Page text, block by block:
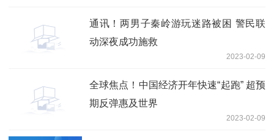
通讯！两男子秦岭游玩迷路被困 警民联
动深夜成功施救
2023-02-09
全球焦点！中国经济开年快速“起跑” 超预
期反弹惠及世界
2023-02-09